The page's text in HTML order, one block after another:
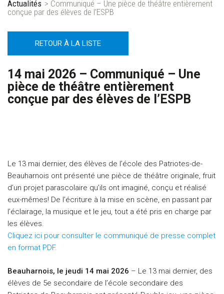
Actualités > Communiqué – Une pièce de théâtre entièrement
conçue par des élèves de l’ESPB
RETOUR À LA LISTE
14 mai 2026 – Communiqué – Une
pièce de théâtre entièrement
conçue par des élèves de l’ESPB
Le 13 mai dernier, des élèves de l’école des Patriotes-de-
Beauharnois ont présenté une pièce de théâtre originale, fruit
d’un projet parascolaire qu’ils ont imaginé, conçu et réalisé
eux-mêmes! De l’écriture à la mise en scène, en passant par
l’éclairage, la musique et le jeu, tout a été pris en charge par
les élèves.
Cliquez ici pour consulter le communiqué de presse complet
en format PDF.
Beauharnois, le jeudi 14 mai 2026 – Le 13 mai dernier, des
élèves de 5e secondaire de l’école secondaire des